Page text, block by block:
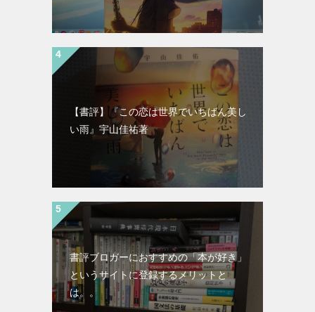
【書評】『この恋は世界でいちばん美し
い雨』宇山佳祐著
書評ブロガーにおすすめの「本が好き」
というサイトに登録するメリットと
は。。